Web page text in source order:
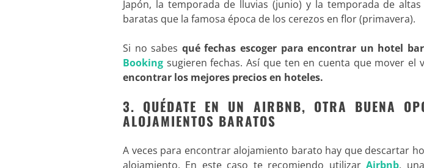
Japón, la temporada de lluvias (junio) y la temporada de
baratas que la famosa época de los cerezos en flor (primavera).
Si no sabes qué fechas escoger para encontrar un hotel
Booking sugieren fechas. Así que ten en cuenta que mover el
encontrar los mejores precios en hoteles.
3. QUÉDATE EN UN AIRBNB, OTRA BUENA
ALOJAMIENTOS BARATOS
A veces para encontrar alojamiento barato hay que descartar
alojamiento. En este caso te recomiendo utilizarAirbnb,